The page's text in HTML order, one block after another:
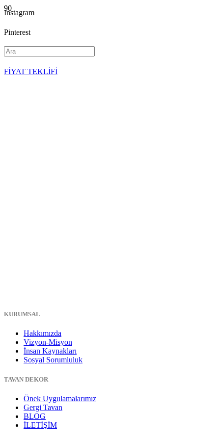
Instagram
Pinterest
YouTube
FİYAT TEKLİFİ
KURUMSAL
Hakkımızda
Vizyon-Misyon
İnsan Kaynakları
Sosyal Sorumluluk
TAVAN DEKOR
Önek Uygulamalarımız
Gergi Tavan
BLOG
İLETİŞİM